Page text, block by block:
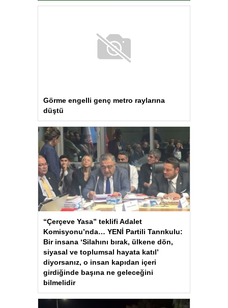
Görme engelli genç metro raylarına
düştü
“Çerçeve Yasa” teklifi Adalet
Komisyonu’nda… YENİ Partili Tanrıkulu:
Bir insana ‘Silahını bırak, ülkene dön,
siyasal ve toplumsal hayata katıl’
diyorsanız, o insan kapıdan içeri
girdiğinde başına ne geleceğini
bilmelidir